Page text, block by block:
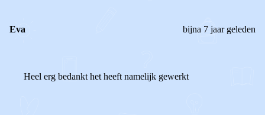
Eva bijna 7 jaar geleden
Heel erg bedankt het heeft namelijk gewerkt